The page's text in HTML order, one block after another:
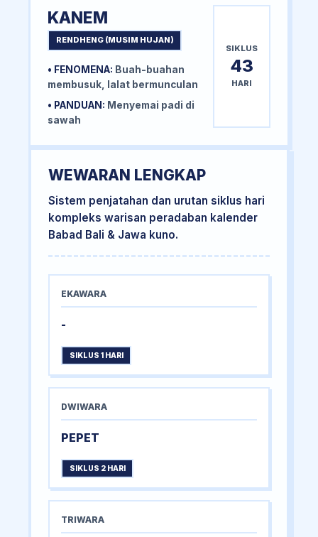
KANEM
RENDHENG (MUSIM HUJAN)
• FENOMENA: Buah-buahan
membusuk, lalat bermunculan
• PANDUAN: Menyemai padi di
sawah
SIKLUS
43
HARI
WEWARAN LENGKAP
Sistem penjatahan dan urutan siklus hari
kompleks warisan peradaban kalender
Babad Bali & Jawa kuno.
EKAWARA
-
SIKLUS 1 HARI
DWIWARA
PEPET
SIKLUS 2 HARI
TRIWARA